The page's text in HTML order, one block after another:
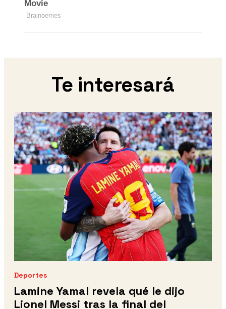
Te interesará
Deportes
Lamine Yamal revela qué le dijo
Lionel Messi tras la final del